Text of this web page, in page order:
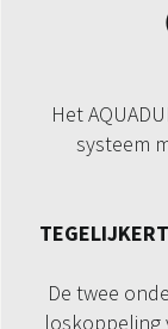
Het
systeem
De twee
loskoppeling